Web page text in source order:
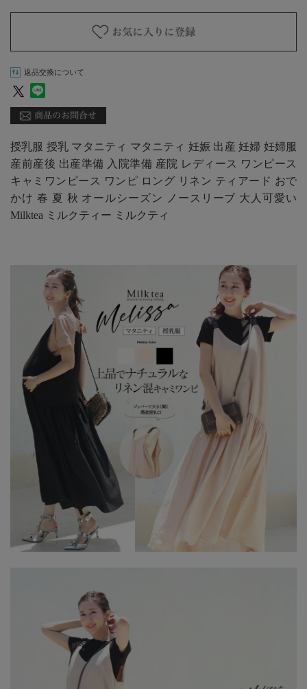
返品交換について
授乳服 授乳 マタニティ マタニティ 妊娠 出産 妊婦 妊婦服
産前産後 出産準備 入院準備 産院 レディース ワンピース
キャミワンピース ワンピ ロング リネン ティアード おで
かけ 春 夏 秋 オールシーズン ノースリーブ 大人可愛い
Milktea ミルクティー ミルクティ